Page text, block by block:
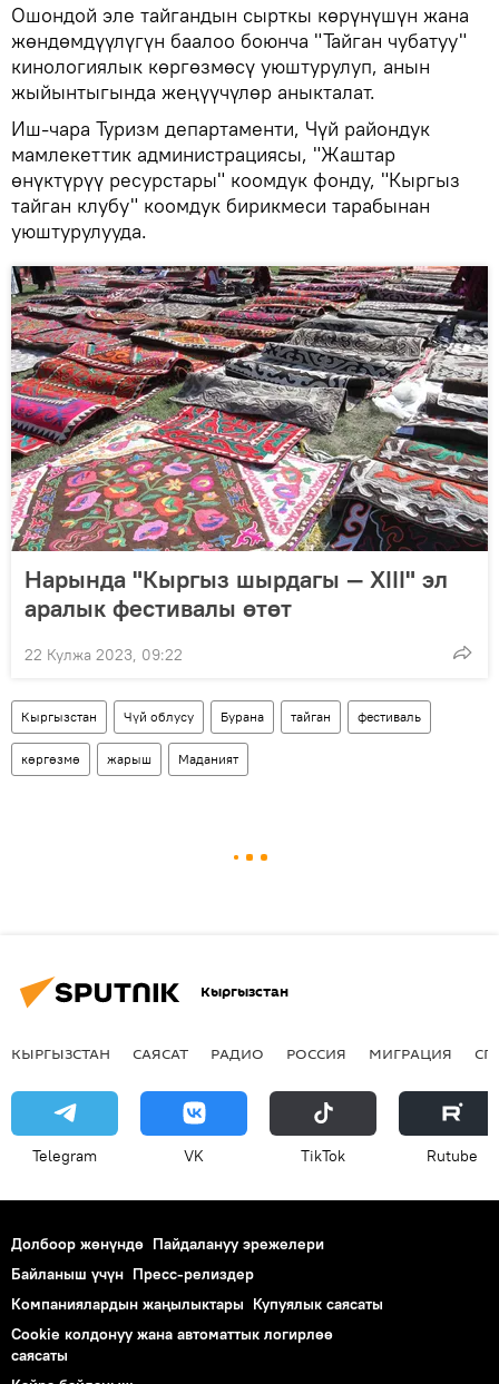
Ошондой эле тайгандын сырткы көрүнүшүн жана
жөндөмдүүлүгүн баалоо боюнча "Тайган чубатуу"
кинологиялык көргөзмөсү уюштурулуп, анын
жыйынтыгында жеңүүчүлөр аныкталат.
Иш-чара Туризм департаменти, Чүй райондук
мамлекеттик администрациясы, "Жаштар
өнүктүрүү ресурстары" коомдук фонду, "Кыргыз
тайган клубу" коомдук бирикмеси тарабынан
уюштурулууда.
Нарында "Кыргыз шырдагы — XIII" эл
аралык фестивалы өтөт
22 Кулжа 2023, 09:22
Кыргызстан Чүй облусу Бурана тайган фестиваль
көргөзмө жарыш Маданият
Кыргызстан
КЫРГЫЗСТАН САЯСАТ РАДИО РОССИЯ МИГРАЦИЯ
Telegram VK ТikТоk Rutube
Долбоор жөнүндө Пайдалануу эрежелери
Байланыш үчүн Пресс-релиздер
Компаниялардын жаңылыктары Купуялык саясаты
Cookie колдонуу жана автоматтык логирлөө
саясаты